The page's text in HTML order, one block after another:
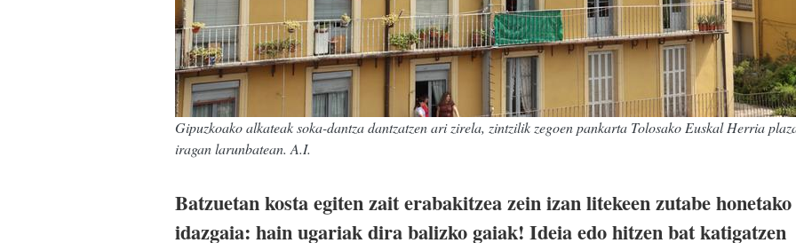
Gipuzkoako alkateak soka-dantza dantzatzen ari zirela, zintzilik zegoen pankarta Tolosako Euskal Herria
iragan larunbatean. A.I.
Batzuetan kosta egiten zait erabakitzea zein izan litekeen zutabe honetako
idazgaia: hain ugariak dira balizko gaiak! Ideia edo hitzen bat katigatzen